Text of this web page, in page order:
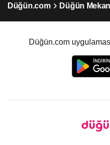
Düğün.com Düğün
Düğün.com